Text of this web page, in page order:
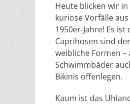
Heute blicken wir
kuriose Vorfälle
1950er-Jahre! Es
Caprihosen sind
weibliche Formen
Schwimmbäder
Bikinis offenlegen.
Kaum ist das